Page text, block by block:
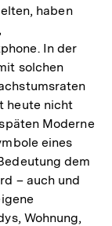
haben
In der
solchen
heute nicht
Moderne
eines
dem
– auch und
Wohnung,